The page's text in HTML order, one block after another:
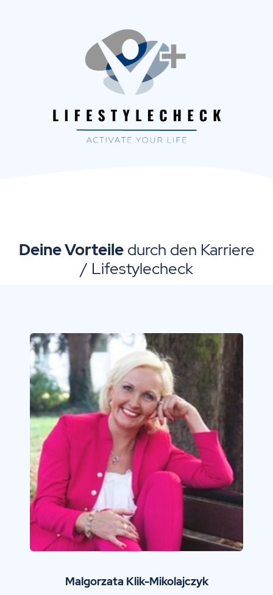
Deine Vorteiledurch den Karriere
/ Lifestylecheck
Malgorzata Klik-Mikolajczyk